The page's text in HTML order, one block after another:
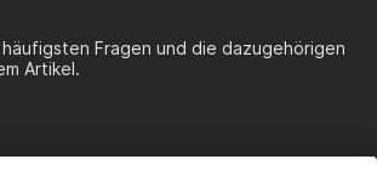
Fragen und die dazugehörigen
Artikel.